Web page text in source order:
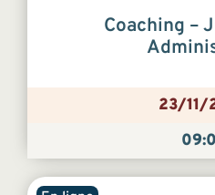
Coaching –
23/11/